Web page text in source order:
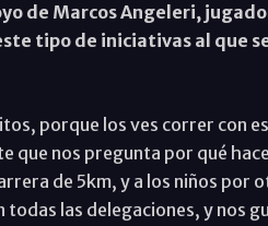
de Marcos Angeleri,
tipo de iniciativas al que
porque los ves correr con
que nos pregunta por qué
de 5km, y a los niños por
todas las delegaciones, y nos